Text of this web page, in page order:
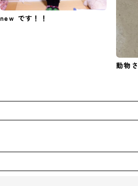
new です！！
動物